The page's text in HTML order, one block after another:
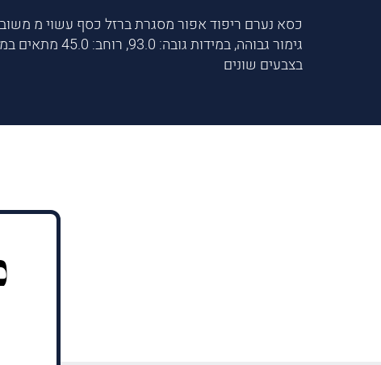
כסא נערם ריפוד אפור מסגרת ברזל כסף עשוי מ
גימור גבוהה, במידות גובה:
בצבעים שונים